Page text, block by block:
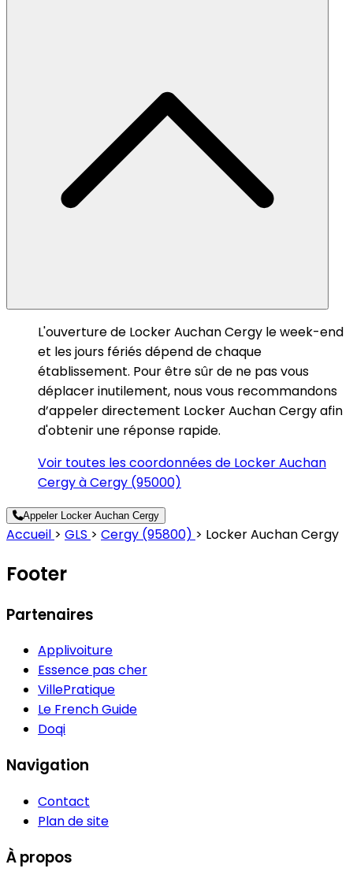
L'ouverture de Locker Auchan Cergy le week-end
et les jours fériés dépend de chaque
établissement. Pour être sûr de ne pas vous
déplacer inutilement, nous vous recommandons
d’appeler directement Locker Auchan Cergy afin
d'obtenir une réponse rapide.
Voir toutes les coordonnées de Locker Auchan
Cergy à Cergy (95000)
Appeler Locker Auchan Cergy
Accueil > GLS > Cergy (95800) > Locker Auchan Cergy
Footer
Partenaires
Applivoiture
Essence pas cher
VillePratique
Le French Guide
Doqi
Navigation
Contact
Plan de site
À propos